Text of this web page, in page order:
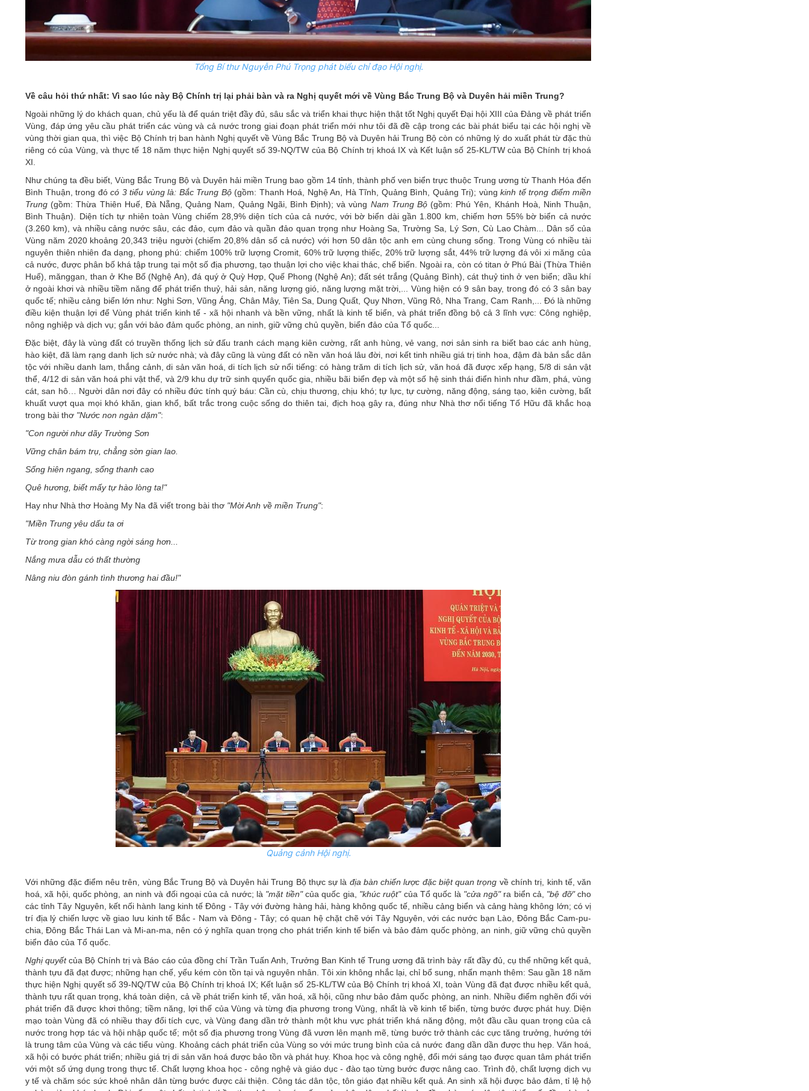
Tổng Bí thư Nguyễn Phú Trọng phát biểu chỉ đạo Hội nghị.
Về câu hỏi thứ nhất: Vì sao lúc này Bộ Chính trị lại phải bàn và ra Nghị quyết mới về Vùng Bắc Trung Bộ và Duyên hải miền Trung?
Ngoài những lý do khách quan, chủ yếu là để quán triệt đầy đủ, sâu sắc và triển khai thực hiện thật tốt Nghị quyết Đại hội XIII của Đảng về phát triển
Vùng, đáp ứng yêu cầu phát triển các vùng và cả nước trong giai đoạn phát triển mới như tôi đã đề cập trong các bài phát biểu tại các hội nghị về
vùng thời gian qua, thì việc Bộ Chính trị ban hành Nghị quyết về Vùng Bắc Trung Bộ và Duyên hải Trung Bộ còn có những lý do xuất phát từ đặc thù
riêng có của Vùng, và thực tế 18 năm thực hiện Nghị quyết số 39-NQ/TW của Bộ Chính trị khoá IX và Kết luận số 25-KL/TW của Bộ Chính trị khoá
XI.
Như chúng ta đều biết, Vùng Bắc Trung Bộ và Duyên hải miền Trung bao gồm 14 tỉnh, thành phố ven biển trực thuộc Trung ương từ Thanh Hóa đến
Bình Thuận, trong đó có 3 tiểu vùng là: Bắc Trung Bộ(gồm: Thanh Hoá, Nghệ An, Hà Tĩnh, Quảng Bình, Quảng Trị); vùng kinh tế trọng điểm miền
Trung (gồm: Thừa Thiên Huế, Đà Nẵng, Quảng Nam, Quảng Ngãi, Bình Định); và vùng Nam Trung Bộ(gồm: Phú Yên, Khánh Hoà, Ninh Thuận,
Bình Thuận). Diện tích tự nhiên toàn Vùng chiếm 28,9% diện tích của cả nước, với bờ biển dài gần 1.800 km, chiếm hơn 55% bờ biển cả nước
(3.260 km), và nhiều cảng nước sâu, các đảo, cụm đảo và quần đảo quan trọng như Hoàng Sa, Trường Sa, Lý Sơn, Cù Lao Chàm... Dân số của
Vùng năm 2020 khoảng 20,343 triệu người (chiếm 20,8% dân số cả nước) với hơn 50 dân tộc anh em cùng chung sống. Trong Vùng có nhiều tài
nguyên thiên nhiên đa dạng, phong phú: chiếm 100% trữ lượng Cromit, 60% trữ lượng thiếc, 20% trữ lượng sắt, 44% trữ lượng đá vôi xi măng của
cả nước, được phân bố khá tập trung tại một số địa phương, tạo thuận lợi cho việc khai thác, chế biến. Ngoài ra, còn có titan ở Phú Bài (Thừa Thiên
Huế), mănggan, than ở Khe Bố (Nghệ An), đá quý ở Quỳ Hợp, Quế Phong (Nghệ An); đất sét trắng (Quảng Bình), cát thuỷ tinh ở ven biển; dầu khí
ở ngoài khơi và nhiều tiềm năng để phát triển thuỷ, hải sản, năng lượng gió, năng lượng mặt trời,... Vùng hiện có 9 sân bay, trong đó có 3 sân bay
quốc tế; nhiều cảng biển lớn như: Nghi Sơn, Vũng Áng, Chân Mây, Tiên Sa, Dung Quất, Quy Nhơn, Vũng Rô, Nha Trang, Cam Ranh,... Đó là những
điều kiện thuận lợi để Vùng phát triển kinh tế - xã hội nhanh và bền vững, nhất là kinh tế biển, và phát triển đồng bộ cả 3 lĩnh vực: Công nghiệp,
nông nghiệp và dịch vụ; gắn với bảo đảm quốc phòng, an ninh, giữ vững chủ quyền, biển đảo của Tổ quốc...
Đặc biệt, đây là vùng đất có truyền thống lịch sử đấu tranh cách mạng kiên cường, rất anh hùng, vẻ vang, nơi sản sinh ra biết bao các anh hùng,
hào kiệt, đã làm rạng danh lịch sử nước nhà; và đây cũng là vùng đất có nền văn hoá lâu đời, nơi kết tinh nhiều giá trị tinh hoa, đậm đà bản sắc dân
tộc với nhiều danh lam, thắng cảnh, di sản văn hoá, di tích lịch sử nổi tiếng: có hàng trăm di tích lịch sử, văn hoá đã được xếp hạng, 5/8 di sản vật
thể, 4/12 di sản văn hoá phi vật thể, và 2/9 khu dự trữ sinh quyển quốc gia, nhiều bãi biển đẹp và một số hệ sinh thái điển hình như đầm, phá, vùng
cát, san hô… Người dân nơi đây có nhiều đức tính quý báu: Cần cù, chịu thương, chịu khó; tự lực, tự cường, năng động, sáng tạo, kiên cường, bất
khuất vượt qua mọi khó khăn, gian khổ, bất trắc trong cuộc sống do thiên tai, địch hoạ gây ra, đúng như Nhà thơ nổi tiếng Tố Hữu đã khắc hoạ
trong bài thơ "Nước non ngàn dặm":
"Con người như dãy Trường Sơn
Vững chân bám trụ, chẳng sờn gian lao.
Sống hiên ngang, sống thanh cao
Quê hương, biết mấy tự hào lòng ta!"
Hay như Nhà thơ Hoàng My Na đã viết trong bài thơ "Mời Anh về miền Trung":
"Miền Trung yêu dấu ta ơi
Từ trong gian khó càng ngời sáng hơn...
Nắng mưa dẫu có thất thường
Nâng niu đòn gánh tình thương hai đầu!"
Quảng cảnh Hội nghị.
Với những đặc điểm nêu trên, vùng Bắc Trung Bộ và Duyên hải Trung Bộ thực sự là địa bàn chiến lược đặc biệt quan trọng về chính trị, kinh tế, văn
hoá, xã hội, quốc phòng, an ninh và đối ngoại của cả nước; là "mặt tiền"của quốc gia, "khúc ruột"của Tổ quốc là "cửa ngõ"ra biển cả, "bệ đỡ"cho
các tỉnh Tây Nguyên, kết nối hành lang kinh tế Đông - Tây với đường hàng hải, hàng không quốc tế, nhiều cảng biển và cảng hàng không lớn; có vị
trí địa lý chiến lược về giao lưu kinh tế Bắc - Nam và Đông - Tây; có quan hệ chặt chẽ với Tây Nguyên, với các nước bạn Lào, Đông Bắc Cam-pu-
chia, Đông Bắc Thái Lan và Mi-an-ma, nên có ý nghĩa quan trọng cho phát triển kinh tế biển và bảo đảm quốc phòng, an ninh, giữ vững chủ quyền
biển đảo của Tổ quốc.
Nghị quyếtcủa Bộ Chính trị và Báo cáo của đồng chí Trần Tuấn Anh, Trưởng Ban Kinh tế Trung ương đã trình bày rất đầy đủ, cụ thể những kết quả,
thành tựu đã đạt được; những hạn chế, yếu kém còn tồn tại và nguyên nhân. Tôi xin không nhắc lại, chỉ bổ sung, nhấn mạnh thêm: Sau gần 18 năm
thực hiện Nghị quyết số 39-NQ/TW của Bộ Chính trị khoá IX; Kết luận số 25-KL/TW của Bộ Chính trị khoá XI, toàn Vùng đã đạt được nhiều kết quả,
thành tựu rất quan trọng, khá toàn diện, cả về phát triển kinh tế, văn hoá, xã hội, cũng như bảo đảm quốc phòng, an ninh. Nhiều điểm nghẽn đối với
phát triển đã được khơi thông; tiềm năng, lợi thế của Vùng và từng địa phương trong Vùng, nhất là về kinh tế biển, từng bước được phát huy. Diện
mạo toàn Vùng đã có nhiều thay đổi tích cực, và Vùng đang dần trở thành một khu vực phát triển khá năng động, một đầu cầu quan trọng của cả
nước trong hợp tác và hội nhập quốc tế; một số địa phương trong Vùng đã vươn lên mạnh mẽ, từng bước trở thành các cực tăng trưởng, hướng tới
là trung tâm của Vùng và các tiểu vùng. Khoảng cách phát triển của Vùng so với mức trung bình của cả nước đang dần dần được thu hẹp. Văn hoá,
xã hội có bước phát triển; nhiều giá trị di sản văn hoá được bảo tồn và phát huy. Khoa học và công nghệ, đổi mới sáng tạo được quan tâm phát triển
với một số ứng dụng trong thực tế. Chất lượng khoa học - công nghệ và giáo dục - đào tạo từng bước được nâng cao. Trình độ, chất lượng dịch vụ
y tế và chăm sóc sức khoẻ nhân dân từng bước được cải thiện. Công tác dân tộc, tôn giáo đạt nhiều kết quả. An sinh xã hội được bảo đảm, tỉ lệ hộ